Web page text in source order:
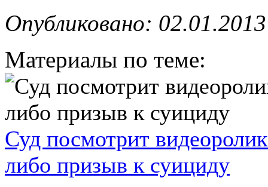
Опубликовано: 02.01.2013
Материалы по теме:
Суд посмотрит
либо призыв к суициду